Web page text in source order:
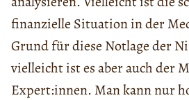
finanzielle Situation in der
Grund für diese Notlage der
vielleicht ist es aber auch der
Expert:innen. Man kann nur